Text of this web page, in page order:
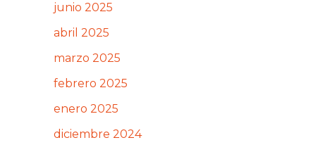
junio 2025
abril 2025
marzo 2025
febrero 2025
enero 2025
diciembre 2024